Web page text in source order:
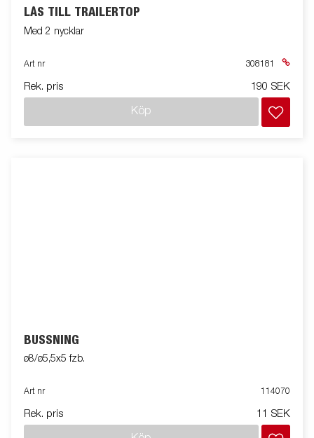
LÅS TILL TRAILERTOP
Med 2 nycklar
Art nr 308181
Rek. pris 190 SEK
Köp
BUSSNING
ø8/ø5,5x5 fzb.
Art nr 114070
Rek. pris 11 SEK